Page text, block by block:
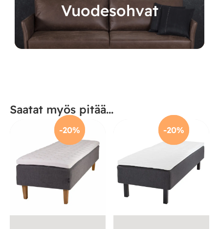
Vuodesohvat
Saatat myös pitää...
-20%
-20% -20%
-20%